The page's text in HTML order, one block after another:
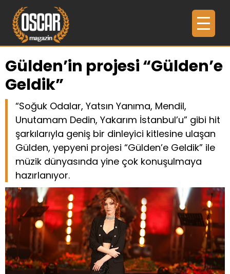
Gülden’in projesi “Gülden’e
Geldik”
“Soğuk Odalar, Yatsın Yanıma, Mendil,
Unutamam Dedin, Yakarım İstanbul’u” gibi hit
şarkılarıyla geniş bir dinleyici kitlesine ulaşan
Gülden, yepyeni projesi “Gülden’e Geldik” ile
müzik dünyasında yine çok konuşulmaya
hazırlanıyor.